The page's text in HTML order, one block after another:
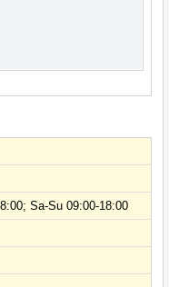
Sa-Su 09:00-18:00